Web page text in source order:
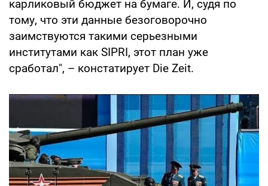
карликовый бюджет на бумаге. И, судя по
тому, что эти данные безоговорочно
заимствуются такими серьезными
институтами как SIPRI, этот план уже
сработал", – констатирует Die Zeit.